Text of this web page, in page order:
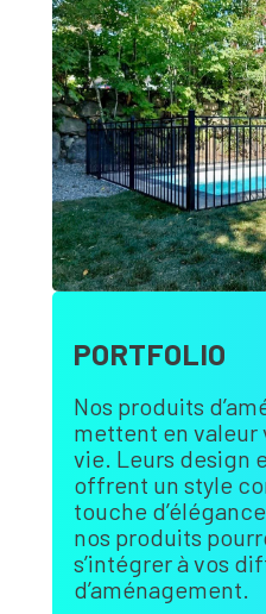
PORTFOLIO
Nos produits
mettent en valeur
vie. Leurs design
offrent un style
touche
nos produits
s’intégrer à vos
d’aménagement.